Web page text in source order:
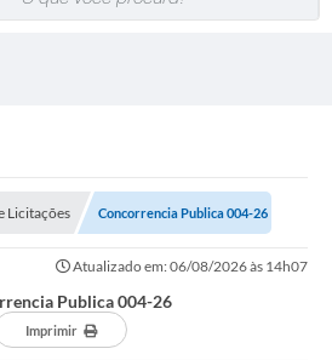
Licitações Concorrencia Publica 004-26
Atualizado em: 06/08/2026 às 14h07
Publica 004-26
Imprimir